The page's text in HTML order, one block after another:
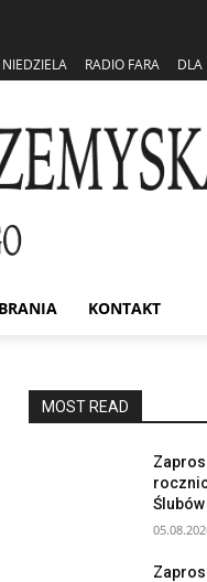
NIEDZIELA RADIO FARA DLA
KONTAKT
MOST READ